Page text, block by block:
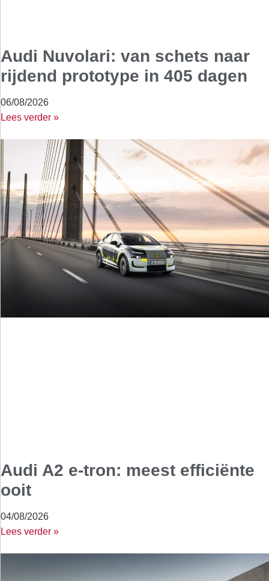
Audi Nuvolari: van schets naar
rijdend prototype in 405 dagen
06/08/2026
Lees verder »
Audi A2 e-tron: meest efficiënte
ooit
04/08/2026
Lees verder »